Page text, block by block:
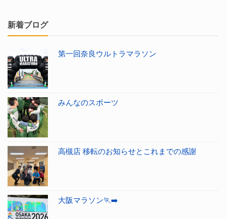
新着ブログ
第一回奈良ウルトラマラソン
みんなのスポーツ
高槻店 移転のお知らせとこれまでの感謝
大阪マラソン🏃‍➡️